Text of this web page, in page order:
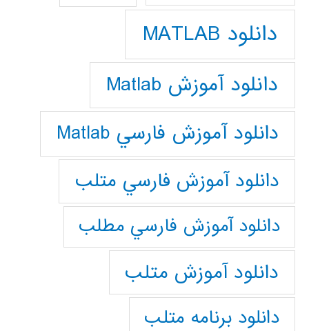
دانلود MATLAB
دانلود آموزش Matlab
دانلود آموزش فارسي Matlab
دانلود آموزش فارسي متلب
دانلود آموزش فارسي مطلب
دانلود آموزش متلب
دانلود برنامه متلب